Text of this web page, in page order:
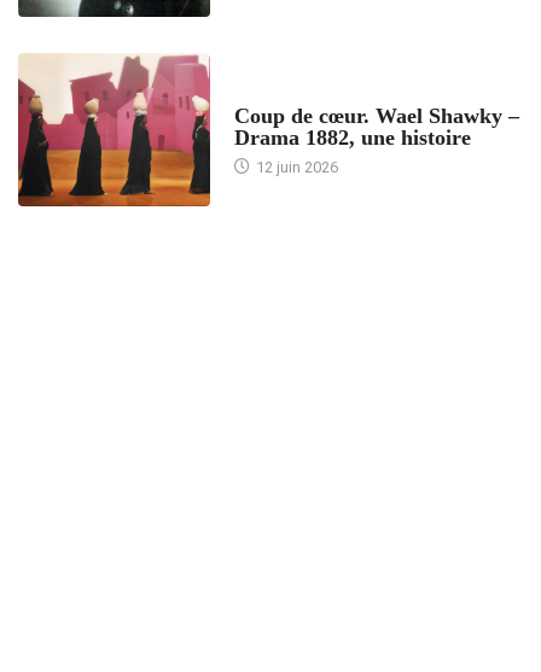
Coup de cœur. Wael Shawky –
Drama 1882, une histoire
12 juin 2026